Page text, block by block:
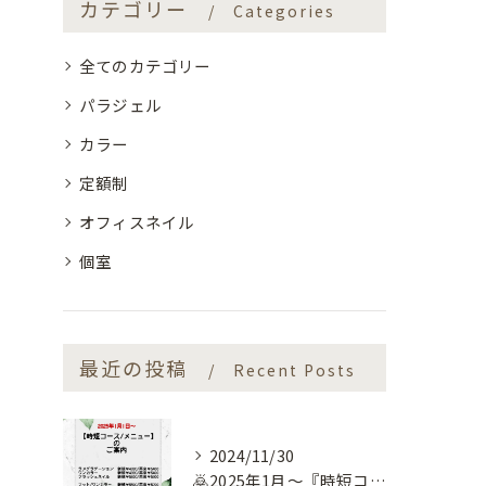
カテゴリー Categories
全てのカテゴリー
パラジェル
カラー
定額制
オフィスネイル
個室
最近の投稿 Recent Posts
2024/11/30
🙇2025年1月～『時短コース』のお知らせ🙇